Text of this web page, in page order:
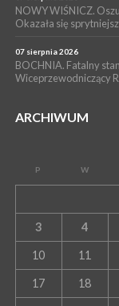
NOWY WIŚNICZ.
Okazała się
07 sierpnia 2026
BOCHNIA. Fatalny
Wiceprzewodniczący
ARCHIWUM
P W
3 4
10 11
17 18